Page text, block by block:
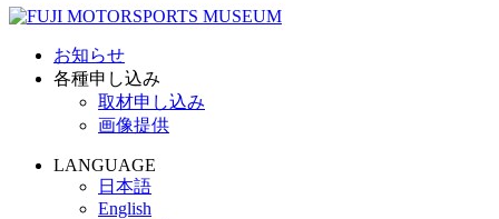
お知らせ
各種申し込み
取材申し込み
画像提供
LANGUAGE
日本語
English